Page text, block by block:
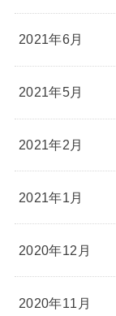
2021年6月
2021年5月
2021年2月
2021年1月
2020年12月
2020年11月